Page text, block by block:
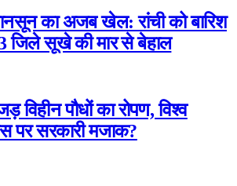
का अजब खेल: रांची को बारिश
जिले सूखे की मार से बेहाल
विहीन पौधों का रोपण, विश्व
पर सरकारी मजाक?